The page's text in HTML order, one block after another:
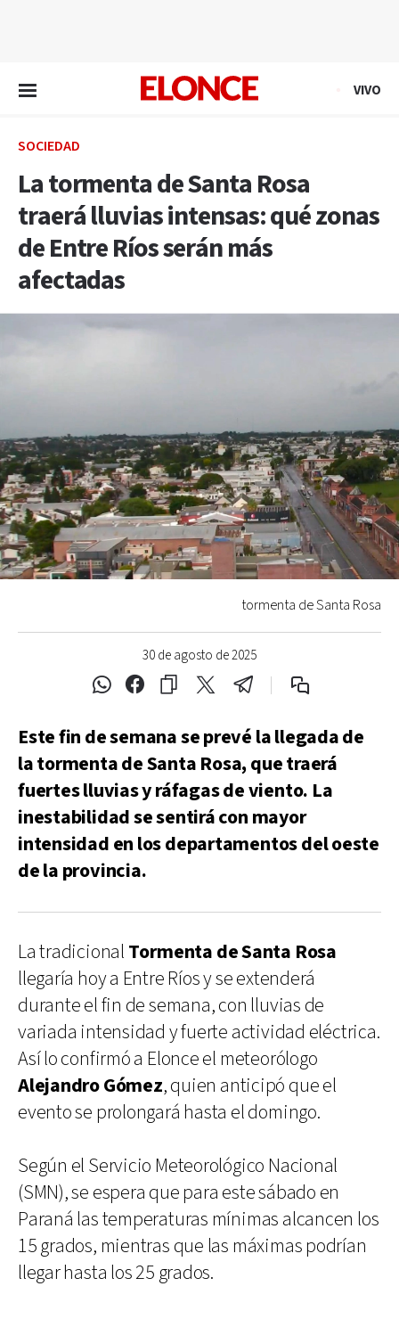
VIVO
SOCIEDAD
La tormenta de Santa Rosa
traerá lluvias intensas: qué zonas
de Entre Ríos serán más
afectadas
30 de agosto de 2025
tormenta de Santa Rosa
Este fin de semana se prevé la llegada de
la tormenta de Santa Rosa, que traerá
fuertes lluvias y ráfagas de viento. La
inestabilidad se sentirá con mayor
intensidad en los departamentos del oeste
de la provincia.
La tradicional Tormenta de Santa Rosa
llegaría hoy a Entre Ríos y se extenderá
durante el fin de semana, con lluvias de
variada intensidad y fuerte actividad eléctrica.
Así lo confirmó a Elonce el meteorólogo
Alejandro Gómez, quien anticipó que el
evento se prolongará hasta el domingo.
Según el Servicio Meteorológico Nacional
(SMN), se espera que para este sábado en
Paraná las temperaturas mínimas alcancen los
15 grados, mientras que las máximas podrían
llegar hasta los 25 grados.